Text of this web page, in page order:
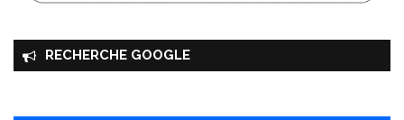
RECHERCHE GOOGLE